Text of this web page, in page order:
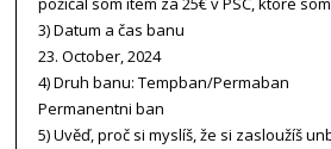
3) Datum a čas banu
23. October, 2024
4) Druh banu: Tempban/Permaban
Permanentni ban
5) Uvěď, proč si myslíš, že si zasloužíš